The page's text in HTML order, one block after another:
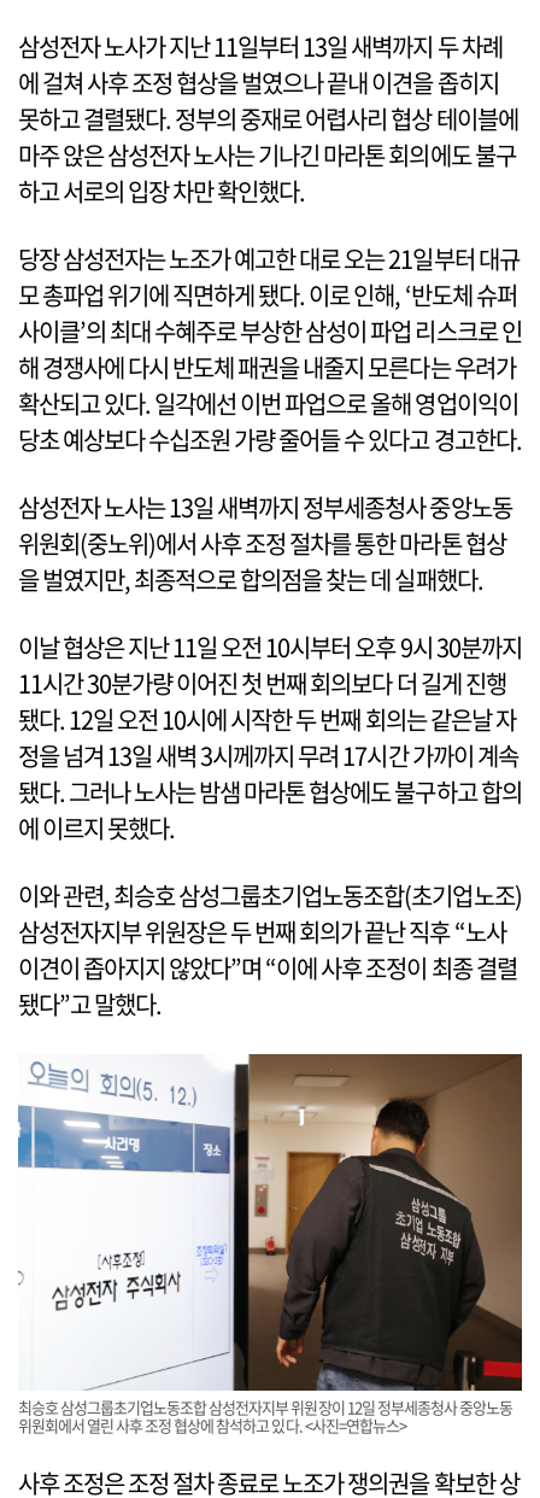
삼성전자 노사가 지난 11일부터 13일 새벽까지 두 차례
에 걸쳐 사후 조정 협상을 벌였으나 끝내 이견을 좁히지
못하고 결렬됐다. 정부의 중재로 어렵사리 협상 테이블에
마주 앉은 삼성전자 노사는 기나긴 마라톤 회의에도 불구
하고 서로의 입장 차만 확인했다.
당장 삼성전자는 노조가 예고한 대로 오는 21일부터 대규
모 총파업 위기에 직면하게 됐다. 이로 인해, ‘반도체 슈퍼
사이클’의 최대 수혜주로 부상한 삼성이 파업 리스크로 인
해 경쟁사에 다시 반도체 패권을 내줄지 모른다는 우려가
확산되고 있다. 일각에선 이번 파업으로 올해 영업이익이
당초 예상보다 수십조원 가량 줄어들 수 있다고 경고한다.
삼성전자 노사는 13일 새벽까지 정부세종청사 중앙노동
위원회(중노위)에서 사후 조정 절차를 통한 마라톤 협상
을 벌였지만, 최종적으로 합의점을 찾는 데 실패했다.
이날 협상은 지난 11일 오전 10시부터 오후 9시 30분까지
11시간 30분가량 이어진 첫 번째 회의보다 더 길게 진행
됐다. 12일 오전 10시에 시작한 두 번째 회의는 같은날 자
정을 넘겨 13일 새벽 3시께까지 무려 17시간 가까이 계속
됐다. 그러나 노사는 밤샘 마라톤 협상에도 불구하고 합의
에 이르지 못했다.
이와 관련, 최승호 삼성그룹초기업노동조합(초기업노조)
삼성전자지부 위원장은 두 번째 회의가 끝난 직후 “노사
이견이 좁아지지 않았다”며 “이에 사후 조정이 최종 결렬
됐다”고 말했다.
최승호 삼성그룹초기업노동조합 삼성전자지부 위원장이 12일 정부세종청사 중앙노동
위원회에서 열린 사후 조정 협상에 참석하고 있다. <사진=연합뉴스>
사후 조정은 조정 절차 종료로 노조가 쟁의권을 확보한 상